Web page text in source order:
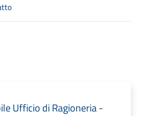
Ufficio di Ragioneria -